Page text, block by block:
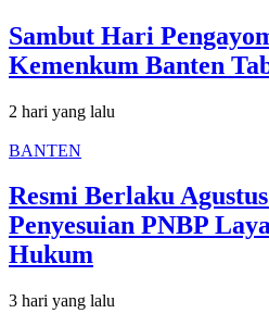
Sambut Hari
Kemenkum Banten
2 hari yang lalu
BANTEN
Resmi Berlaku
Penyesuian PNBP
Hukum
3 hari yang lalu